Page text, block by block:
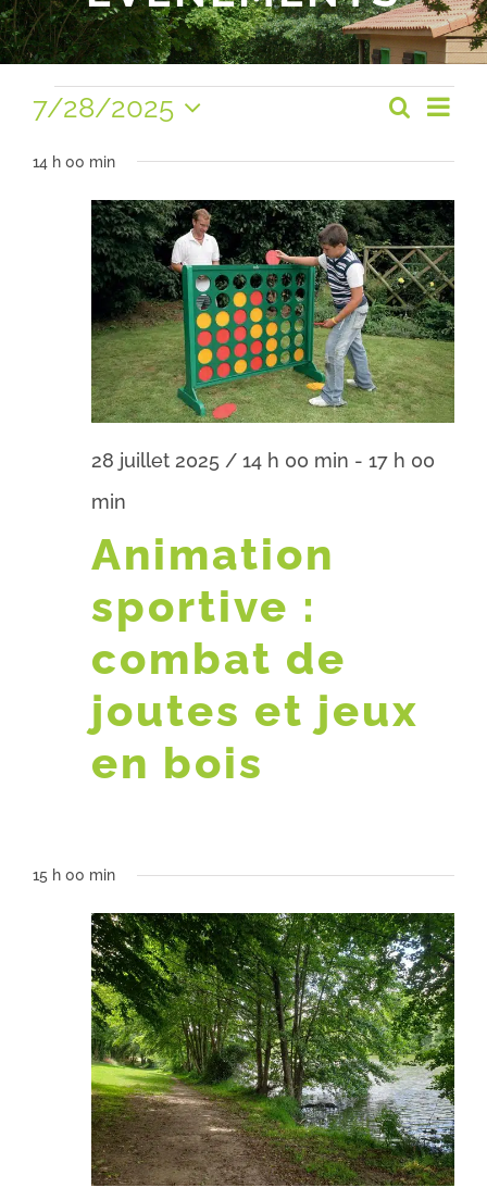
Évènements
for
juillet
2025
et
de
vues
7/28/2025
une
date.
14 h 00 min
Animation
sportive :
combat de
joutes et jeux
en bois
28 juillet 2025 / 14 h 00 min - 17 h 00
min
15 h 00 min